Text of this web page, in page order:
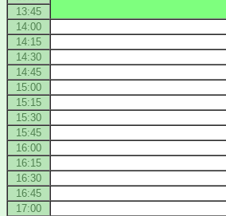
13:45
14:00
14:15
14:30
14:45
15:00
15:15
15:30
15:45
16:00
16:15
16:30
16:45
17:00